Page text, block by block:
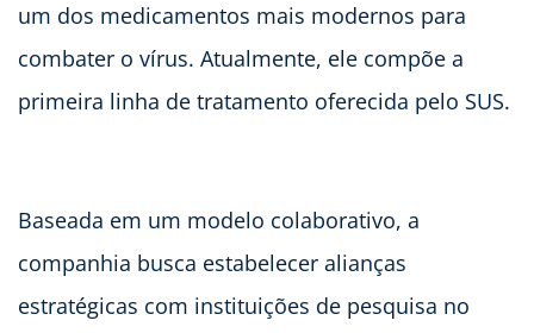
um dos medicamentos mais modernos para
combater o vírus. Atualmente, ele compõe a
primeira linha de tratamento oferecida pelo SUS.
Baseada em um modelo colaborativo, a
companhia busca estabelecer alianças
estratégicas com instituições de pesquisa no